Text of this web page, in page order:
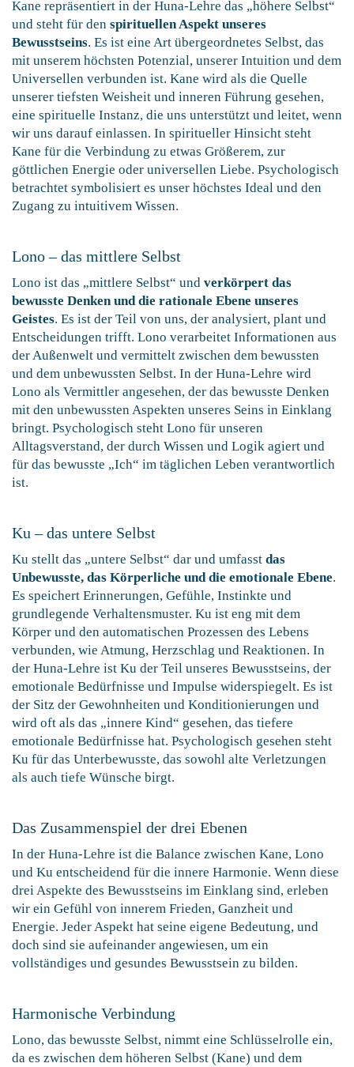
Kane repräsentiert in der Huna-Lehre das „höhere Selbst“
und steht für den spirituellen Aspekt unseres
Bewusstseins. Es ist eine Art übergeordnetes Selbst, das
mit unserem höchsten Potenzial, unserer Intuition und dem
Universellen verbunden ist. Kane wird als die Quelle
unserer tiefsten Weisheit und inneren Führung gesehen,
eine spirituelle Instanz, die uns unterstützt und leitet, wenn
wir uns darauf einlassen. In spiritueller Hinsicht steht
Kane für die Verbindung zu etwas Größerem, zur
göttlichen Energie oder universellen Liebe. Psychologisch
betrachtet symbolisiert es unser höchstes Ideal und den
Zugang zu intuitivem Wissen.
Lono – das mittlere Selbst
Lono ist das „mittlere Selbst“ und verkörpert das
bewusste Denken und die rationale Ebene unseres
Geistes. Es ist der Teil von uns, der analysiert, plant und
Entscheidungen trifft. Lono verarbeitet Informationen aus
der Außenwelt und vermittelt zwischen dem bewussten
und dem unbewussten Selbst. In der Huna-Lehre wird
Lono als Vermittler angesehen, der das bewusste Denken
mit den unbewussten Aspekten unseres Seins in Einklang
bringt. Psychologisch steht Lono für unseren
Alltagsverstand, der durch Wissen und Logik agiert und
für das bewusste „Ich“ im täglichen Leben verantwortlich
ist.
Ku – das untere Selbst
Ku stellt das „untere Selbst“ dar und umfasst das
Unbewusste, das Körperliche und die emotionale Ebene.
Es speichert Erinnerungen, Gefühle, Instinkte und
grundlegende Verhaltensmuster. Ku ist eng mit dem
Körper und den automatischen Prozessen des Lebens
verbunden, wie Atmung, Herzschlag und Reaktionen. In
der Huna-Lehre ist Ku der Teil unseres Bewusstseins, der
emotionale Bedürfnisse und Impulse widerspiegelt. Es ist
der Sitz der Gewohnheiten und Konditionierungen und
wird oft als das „innere Kind“ gesehen, das tiefere
emotionale Bedürfnisse hat. Psychologisch gesehen steht
Ku für das Unterbewusste, das sowohl alte Verletzungen
als auch tiefe Wünsche birgt.
Das Zusammenspiel der drei Ebenen
In der Huna-Lehre ist die Balance zwischen Kane, Lono
und Ku entscheidend für die innere Harmonie. Wenn diese
drei Aspekte des Bewusstseins im Einklang sind, erleben
wir ein Gefühl von innerem Frieden, Ganzheit und
Energie. Jeder Aspekt hat seine eigene Bedeutung, und
doch sind sie aufeinander angewiesen, um ein
vollständiges und gesundes Bewusstsein zu bilden.
Harmonische Verbindung
Lono, das bewusste Selbst, nimmt eine Schlüsselrolle ein,
da es zwischen dem höheren Selbst (Kane) und dem